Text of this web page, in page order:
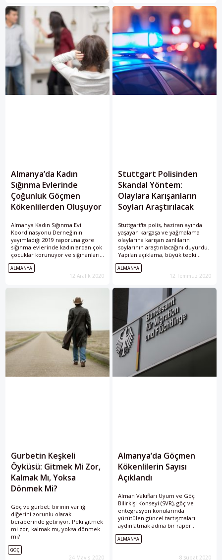
konusunda yaşadıkları sıkıntıları ve
çözüm önerilerini konuştuk.
Almanya’da Kadın
Sığınma Evlerinde
Çoğunluk Göçmen
Kökenlilerden Oluşuyor
Almanya Kadın Sığınma Evi
Koordinasyonu Derneğinin
yayımladığı 2019 raporuna göre
sığınma evlerinde kadınlardan çok
çocuklar korunuyor ve sığınanların
çoğunluğu göçmen kökenli.
ALMANYA
12 Aralık 2020
Stuttgart Polisinden
Skandal Yöntem:
Olaylara Karışanların
Soyları Araştırılacak
Stuttgart'ta polis, haziran ayında
yaşayan kargaşa ve yağmalama
olaylarına karışan zanlıların
soylarının araştırılacağını duyurdu.
Yapılan açıklama, büyük tepki
topladı.
ALMANYA
12 Temmuz 2020
Gurbetin Keşkeli
Öyküsü: Gitmek Mi Zor,
Kalmak Mı, Yoksa
Dönmek Mi?
Göç ve gurbet; birinin varlığı
diğerini zorunlu olarak
beraberinde getiriyor. Peki gitmek
mi zor, kalmak mı, yoksa dönmek
mi?
GÖÇ
24 Mayıs 2020
Almanya’da Göçmen
Kökenlilerin Sayısı
Açıklandı
Alman Vakıfları Uyum ve Göç
Bilirkişi Konseyi (SVR), göç ve
entegrasyon konularında
yürütülen güncel tartışmaları
aydınlatmak adına bir rapor
yayımladı. Konsey; göç, iş
entegrasyonu, iltica ve Almanya’da
önemli verileri kamuoyuyla
ALMANYA
8 Şubat 2020